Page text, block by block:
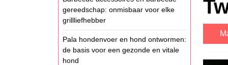
gereedschap: onmisbaar voor elke
grillliefhebber
Pala hondenvoer en hond ontwormen:
de basis voor een gezonde en vitale
hond